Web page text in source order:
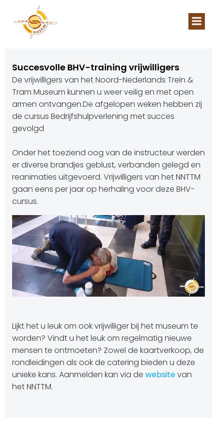
Succesvolle BHV-training vrijwilligers
De vrijwilligers van het Noord-Nederlands Trein &
Tram Museum kunnen u weer veilig en met open
armen ontvangen.De afgelopen weken hebben zij
de cursus Bedrijfshulpverlening met succes
gevolgd
Onder het toeziend oog van de instructeur werden
er diverse brandjes geblust, verbanden gelegd en
reanimaties uitgevoerd. Vrijwilligers van het NNTTM
gaan eens per jaar op herhaling voor deze BHV-
cursus.
Lijkt het u leuk om ook vrijwilliger bij het museum te
worden? Vindt u het leuk om regelmatig nieuwe
mensen te ontmoeten? Zowel de kaartverkoop, de
rondleidingen als ook de catering bieden u deze
unieke kans. Aanmelden kan via de websitevan
het NNTTM.